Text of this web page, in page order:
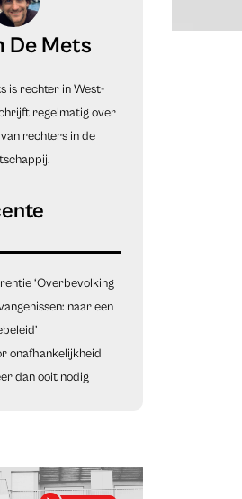
De Mets
is rechter in West-
regelmatig over
rechters in de
‘Overbevolking
naar een
onafhankelijkheid
dan ooit nodig